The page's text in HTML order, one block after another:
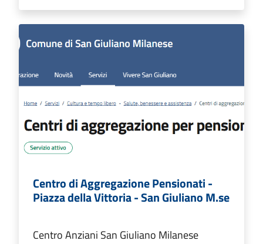
Centro di Aggregazione Pensionati -
Piazza della Vittoria - San Giuliano M.se
Centro Anziani San Giuliano Milanese